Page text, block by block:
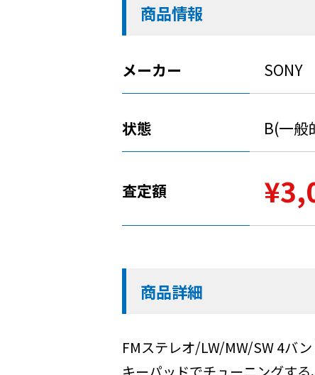
商品情報
メーカー SONY
状態 B(一般
査定額
商品詳細
FMステレオ/LW/MW/SW 4バ